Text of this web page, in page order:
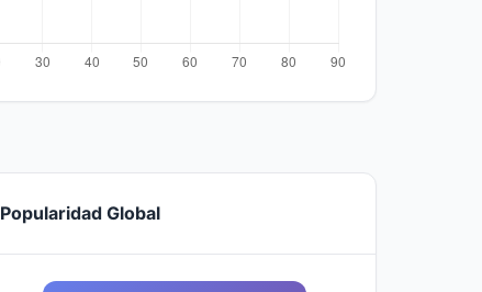
Popularidad Global